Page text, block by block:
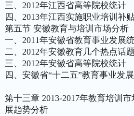
三、2012年江西省高等院校统计
四、2013年江西实施职业培训补
第五节 安徽教育与培训市场分析
一、2011年安徽省教育事业发展
二、2012年安徽教育几个热点话题
三、2012年安徽省高等院校统计
四、安徽省“十二五”教育事业发
第十三章 2013-2017年教育培训市
展趋势分析